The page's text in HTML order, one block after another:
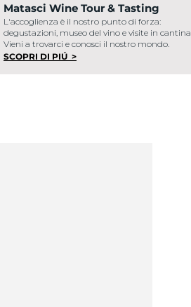
Matasci Wine Tour & Tasting
L'accoglienza è il nostro punto di forza:
degustazioni, museo del vino e visite in cantina.
Vieni a trovarci e conosci il nostro mondo.
SCOPRI DI PIÚ >